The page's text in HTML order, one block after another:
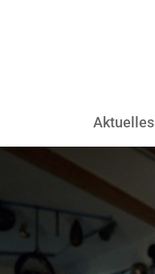
Aktuelles